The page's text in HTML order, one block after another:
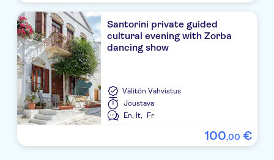
Erotokritos Bakery KamariSantorini private guided
cultural evening with Zorba
dancing show
Välitön Vahvistus
Joustava
En, It, Fr
100,00 €